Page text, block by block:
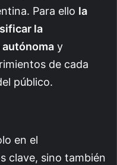
Para ello la
la
y
de cada
público.
en el
clave, sino también